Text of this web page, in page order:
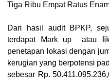
Tiga Ribu Empat Ratus
Dari hasil audit BPKP,
terdapat Mark up atau
penetapan lokasi dengan
kerugian yang berpotensi
sebesar Rp.